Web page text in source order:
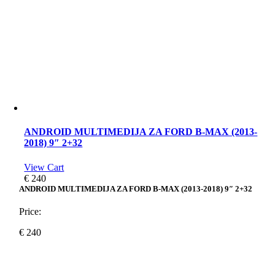
ANDROID MULTIMEDIJA ZA FORD B-MAX (2013-
2018) 9″ 2+32
View Cart
€ 240
ANDROID MULTIMEDIJA ZA FORD B-MAX (2013-2018) 9″ 2+32
Price:
€ 240